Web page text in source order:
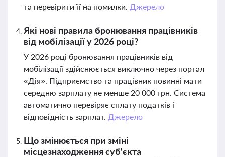
та перевірити її на помилки. Джерело
Які нові правила бронювання працівників
від мобілізації у 2026 році?
У 2026 році бронювання працівників від
мобілізації здійснюється виключно через портал
«Дія». Підприємство та працівник повинні мати
середню зарплату не менше 20 000 грн. Система
автоматично перевіряє сплату податків і
відповідність зарплат. Джерело
Що змінюється при зміні
місцезнаходження суб'єкта